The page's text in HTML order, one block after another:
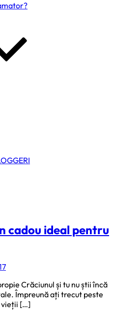
cadou ideal pentru
Crăciunul și tu nu știi încă
Împreună ați trecut peste
vieții […]